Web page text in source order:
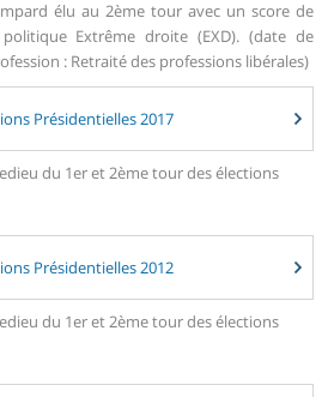
élu au 2ème tour avec un score de
Extrême droite (EXD). (date de
: Retraité des professions libérales)
Présidentielles 2017
du 1er et 2ème tour des élections
Présidentielles 2012
du 1er et 2ème tour des élections